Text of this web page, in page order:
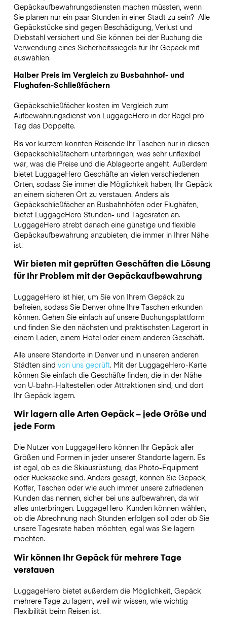
Gepäckaufbewahrungsdiensten machen müssten, wenn
Sie planen nur ein paar Stunden in einer Stadt zu sein? Alle
Gepäckstücke sind gegen Beschädigung, Verlust und
Diebstahl versichert und Sie können bei der Buchung die
Verwendung eines Sicherheitssiegels für Ihr Gepäck mit
auswählen.
Halber Preis im Vergleich zu Busbahnhof- und
Flughafen-Schließfächern
Gepäckschließfächer kosten im Vergleich zum
Aufbewahrungsdienst von LuggageHero in der Regel pro
Tag das Doppelte.
Bis vor kurzem konnten Reisende Ihr Taschen nur in diesen
Gepäckschließfächern unterbringen, was sehr unflexibel
war, was die Preise und die Ablageorte angeht. Außerdem
bietet LuggageHero Geschäfte an vielen verschiedenen
Orten, sodass Sie immer die Möglichkeit haben, Ihr Gepäck
an einem sicheren Ort zu verstauen. Anders als
Gepäckschließfächer an Busbahnhöfen oder Flughäfen,
bietet LuggageHero Stunden- und Tagesraten an.
LuggageHero strebt danach eine günstige und flexible
Gepäckaufbewahrung anzubieten, die immer in Ihrer Nähe
ist.
Wir bieten mit geprüften Geschäften die Lösung
für Ihr Problem mit der Gepäckaufbewahrung
LuggageHero ist hier, um Sie von Ihrem Gepäck zu
befreien, sodass Sie Denver ohne Ihre Taschen erkunden
können. Gehen Sie einfach auf unsere Buchungsplattform
und finden Sie den nächsten und praktischsten Lagerort in
einem Laden, einem Hotel oder einem anderen Geschäft.
Alle unsere Standorte in Denver und in unseren anderen
Städten sind von uns geprüft. Mit der LuggageHero-Karte
können Sie einfach die Geschäfte finden, die in der Nähe
von U-bahn-Haltestellen oder Attraktionen sind, und dort
Ihr Gepäck lagern.
Wir lagern alle Arten Gepäck – jede Größe und
jede Form
Die Nutzer von LuggageHero können Ihr Gepäck aller
Größen und Formen in jeder unserer Standorte lagern. Es
ist egal, ob es die Skiausrüstung, das Photo-Equipment
oder Rucksäcke sind. Anders gesagt, können Sie Gepäck,
Koffer, Taschen oder wie auch immer unsere zufriedenen
Kunden das nennen, sicher bei uns aufbewahren, da wir
alles unterbringen. LuggageHero-Kunden können wählen,
ob die Abrechnung nach Stunden erfolgen soll oder ob Sie
unsere Tagesrate haben möchten, egal was Sie lagern
möchten.
Wir können Ihr Gepäck für mehrere Tage
verstauen
LuggageHero bietet außerdem die Möglichkeit, Gepäck
mehrere Tage zu lagern, weil wir wissen, wie wichtig
Flexibilität beim Reisen ist.